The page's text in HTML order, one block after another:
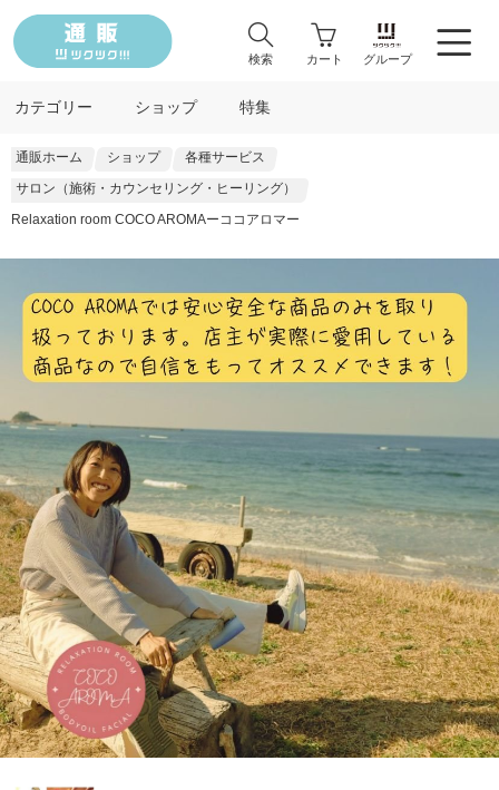
検索 カート グループ
カテゴリー ショップ 特集
通販ホーム ショップ
各種サービス
サロン（施術・カウンセリング・ヒーリング）
Relaxation room COCO AROMAーココアロマー